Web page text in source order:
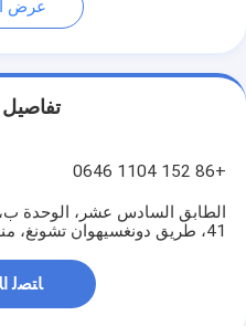
عرض
تفاصيل
+86 152 1104 0646
الطابق السادس عشر، الوحدة ب،
41، طريق دونغسيهوان تشونغ، منطقة تشاويانغ، بكين
ﺎﺘﺼﻟ